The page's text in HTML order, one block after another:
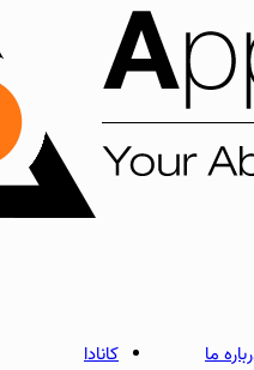
ما کانادا